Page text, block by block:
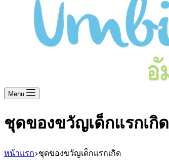
Menu
ชุดของขวัญเด็กแรกเกิด
หน้าแรก ชุดของขวัญเด็กแรกเกิด